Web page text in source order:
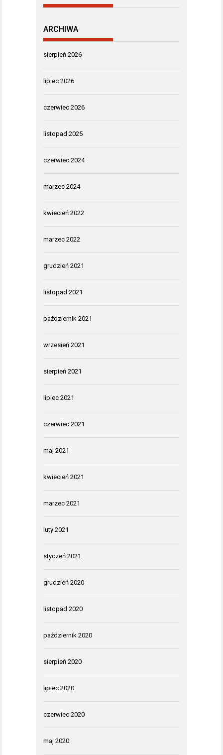
ARCHIWA
sierpień 2026
lipiec 2026
czerwiec 2026
listopad 2025
czerwiec 2024
marzec 2024
kwiecień 2022
marzec 2022
grudzień 2021
listopad 2021
październik 2021
wrzesień 2021
sierpień 2021
lipiec 2021
czerwiec 2021
maj 2021
kwiecień 2021
marzec 2021
luty 2021
styczeń 2021
grudzień 2020
listopad 2020
październik 2020
sierpień 2020
lipiec 2020
czerwiec 2020
maj 2020